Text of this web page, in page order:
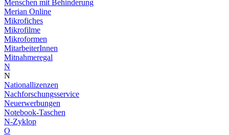
Menschen mit Behinderung
Merian Online
Mikrofiches
Mikrofilme
Mikroformen
MitarbeiterInnen
Mitnahmeregal
N
N
Nationallizenzen
Nachforschungsservice
Neuerwerbungen
Notebook-Taschen
N-Zyklop
O